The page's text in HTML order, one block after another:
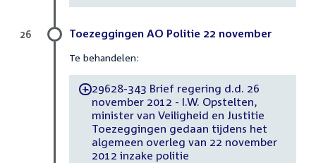
Toezeggingen AO Politie 22 november
Te behandelen:
-29628-343 Brief regering d.d. 26
november 2012 - I.W. Opstelten,
minister van Veiligheid en Justitie
Toezeggingen gedaan tijdens het
algemeen overleg van 22 november
2012 inzake politie
26